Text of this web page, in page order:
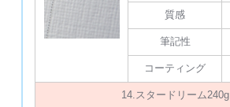
質感
筆記性
コーティング
14.スタードリーム240g